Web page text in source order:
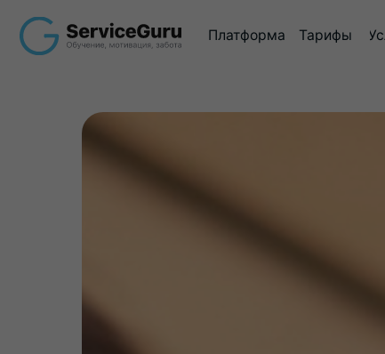
Платформа Тарифы Услуги